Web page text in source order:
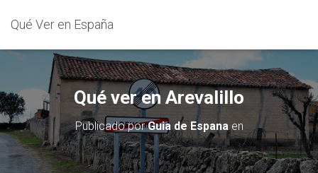
Qué Ver en España
Qué ver en Arevalillo
Publicado porGuia de Espanaen